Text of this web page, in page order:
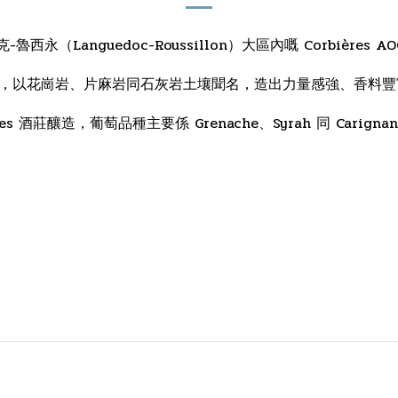
西永（Languedoc-Roussillon）大區內嘅 Corbières
花崗岩、片麻岩同石灰岩土壤聞名，造出力量感強、香料豐
酒莊釀造，葡萄品種主要係 Grenache、Syrah 同 Carignan